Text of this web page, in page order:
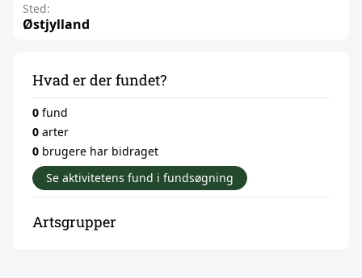
Sted:
Østjylland
Hvad er der fundet?
0 fund
0 arter
0 brugere har bidraget
Se aktivitetens fund i fundsøgning
Artsgrupper